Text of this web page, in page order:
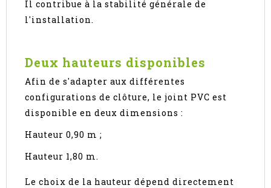
Il contribue à la stabilité générale de
l'installation.
Deux hauteurs disponibles
Afin de s'adapter aux différentes
configurations de clôture, le joint PVC est
disponible en deux dimensions :
Hauteur 0,90 m ;
Hauteur 1,80 m.
Le choix de la hauteur dépend directement